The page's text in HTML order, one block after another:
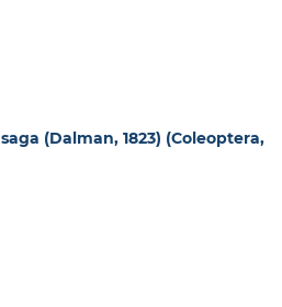
(Dalman, 1823) (Coleoptera,